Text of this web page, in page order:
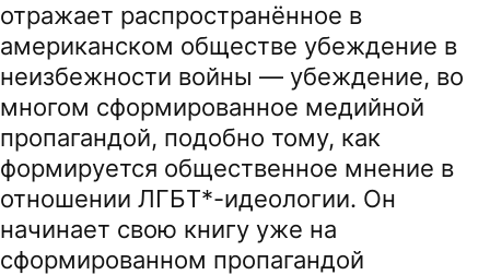
отражает распространённое в
американском обществе убеждение в
неизбежности войны — убеждение, во
многом сформированное медийной
пропагандой, подобно тому, как
формируется общественное мнение в
отношении ЛГБТ*-идеологии. Он
начинает свою книгу уже на
сформированном пропагандой